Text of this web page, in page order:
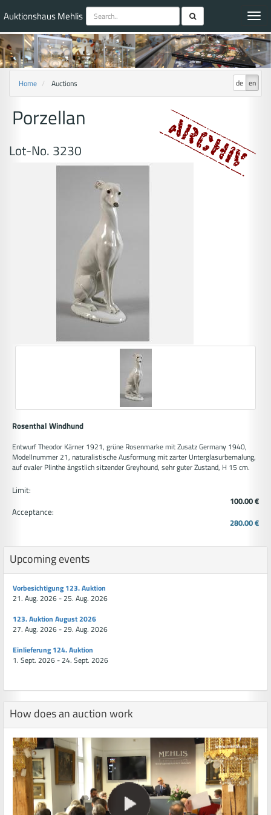
Auktionshaus Mehlis
de en
Home Auctions
Porzellan
Lot-No. 3230
Rosenthal Windhund
Entwurf Theodor Kärner 1921, grüne Rosenmarke mit Zusatz Germany 1940,
Modellnummer 21, naturalistische Ausformung mit zarter Unterglasurbemalung,
auf ovaler Plinthe ängstlich sitzender Greyhound, sehr guter Zustand, H 15 cm.
Limit:
100.00 €
Acceptance:
280.00 €
Upcoming events
Vorbesichtigung 123. Auktion
21. Aug. 2026 - 25. Aug. 2026
123. Auktion August 2026
27. Aug. 2026 - 29. Aug. 2026
Einlieferung 124. Auktion
1. Sept. 2026 - 24. Sept. 2026
How does an auction work